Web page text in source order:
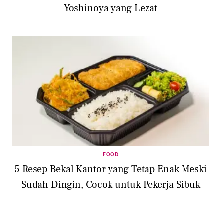
Yoshinoya yang Lezat
FOOD
5 Resep Bekal Kantor yang Tetap Enak Meski
Sudah Dingin, Cocok untuk Pekerja Sibuk